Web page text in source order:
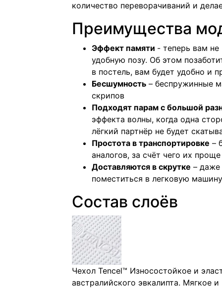
количество переворачиваний и
Преимущества
Эффект памяти - теперь вам не
удобную позу. Об этом
в постель, вам будет удобно и
Бесшумность – беспружинные
скрипов
Подходят парам с большой
эффекта волны, когда одна
лёгкий партнёр не будет
Простота в транспортировке –
аналогов, за счёт чего их
Доставляются в скрутке – даже
поместиться в легковую
Состав слоёв
Чехол Tencel™ Износостойкое и
австралийского эвкалипта. Мягкое